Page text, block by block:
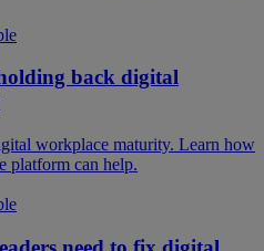
back digital
workplace maturity. Learn how
platform can help.